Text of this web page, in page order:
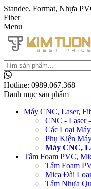
Standee, Format, Nhựa
Fiber
Menu
Hotline: 0989.067.368
Danh mục sản phẩm
Máy CNC, Laser,
CNC - Laser
Các Loại
Phụ Kiện Máy
Máy CNC,
Tấm Foam PVC,
Tấm Foam
Mica Đài
Tấm Nhựa